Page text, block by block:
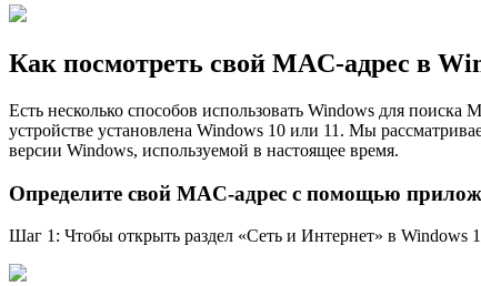
Как посмотреть свой MAC-адрес в
Есть несколько способов использовать Windows для
устройстве установлена Windows 10 или 11. Мы
версии Windows, используемой в настоящее время.
Определите свой MAC-адрес с помощью
Шаг 1: Чтобы открыть раздел «Сеть и Интернет» в